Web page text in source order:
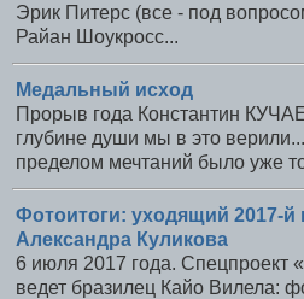
Эрик Питерс (все - под
Райан Шоукросс...
Медальный исход
Прорыв года Константин
глубине души мы в это
пределом мечтаний было уже
Фотоитоги: уходящий 2017-й
Александра Куликова
6 июля 2017 года. Спецпроект
ведет бразилец Кайо Вилела: